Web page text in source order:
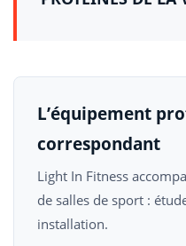
L’équipement
correspondant
Light In Fitness
de salles de sport :
installation.